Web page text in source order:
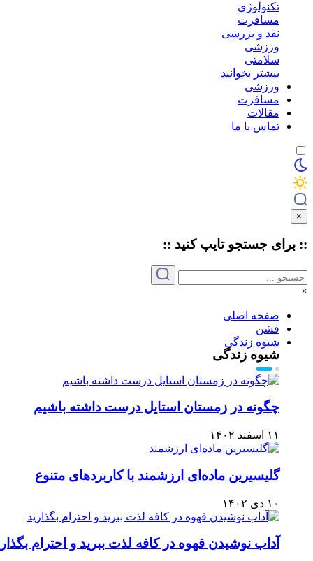
تکنولوژی
مسافرت
نقد و بررسی
ورزشی
سلامتی
بیشتر بخوانید
ورزشی
مسافرت
مقالات
تماس با ما
×
:: برای جستجو تایپکنید ::
×
صفحه اصلی
فشن
شیوه زندگی
شیوه زندگی
چگونه در زمستان استایل درست داشته باشیم
۱۱ اسفند ۱۴۰۲
گلیسیرین ماده‌ای ارزشمند با کاربردهای متنوع
۱۰ دی ۱۴۰۲
آداب نوشیدن قهوه در کافه لذت ببرید و احترام